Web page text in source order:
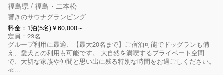
福島県 / 福島・二本松
響きのサウナグランピング
料金：1泊(5名)￥60,000～
定員：23名
グループ利用に最適、【最大20名まで】ご宿泊可能でドッグランも備
え、愛犬との利用も可能です。 大自然を満喫するプライベート空間
で、大切な家族や仲間と思い出に残る特別な時間をお過ごしください。
≪...